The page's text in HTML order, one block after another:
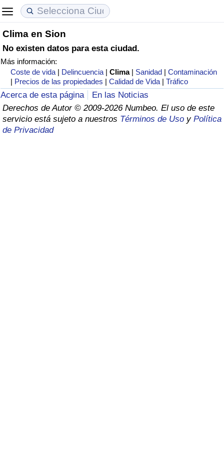
Clima en Sion
No existen datos para esta ciudad.
Más información:
Coste de vida | Delincuencia |Clima | Sanidad |Contaminación
| Precios de las propiedades |Calidad de Vida |Tráfico
Acerca de esta página
En las Noticias
Derechos de Autor © 2009-2026 Numbeo. El uso de este
servicio está sujeto a nuestros Términos de Uso y Política
de Privacidad
Coste de vida
Índice de Costo de Vida (Actual)
Índice de Costo de Vida
Índice de costo de vida por país
Precios de las propiedades
Índice de Precios de Inmuebles (Actual)
Índice de Precios de Inmuebles
Índice de Precios de Inmuebles por País
Calidad de Vida
Índice de Calidad de Vida
Índice de Calidad de Vida (Actual)
Índice de calidad de vida por país